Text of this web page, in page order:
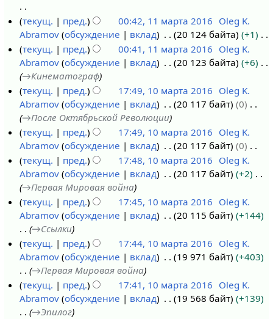
т
2
6
с
а
н
и
я
п
р
а
в
к
и
я
0
м
р
2
6
Н
е
т
о
п
и
с
а
н
и
п
р
а
в
к
и
текущ. пред. 00:42, 11 марта 2016 Oleg K.
Abramov обсуждение вклад 20 124 байта
+1
Н
е
т
о
п
и
с
а
н
и
я
п
р
а
в
к
и
текущ. пред. 00:41, 11 марта 2016 Oleg K.
Abramov обсуждение вклад 20 123 байта
+6
→Кинематограф
м
р
2
6
текущ. пред. 17:49, 10 марта 2016 Oleg K.
Abramov обсуждение вклад 20 117 байт
0
→После Октябрьской Революции
текущ.
пред. 17:49, 10 марта 2016 Oleg K.
Abramov обсуждение вклад 20 117 байт
0
Н
е
т
о
п
с
а
и
я
текущ. пред. 17:48, 10 марта 2016 Oleg K.
Abramov обсуждение вклад 20 117 байт
+2
→Первая Мировая война
текущ.
пред. 17:45, 10 марта 2016 Oleg K.
Abramov обсуждение вклад 20 115 байт
+144
→Ссылки
текущ.
пред. 17:44, 10 марта 2016 Oleg K.
Abramov обсуждение вклад 19 971 байт
+403
→Первая Мировая война
текущ.
пред. 17:41, 10 марта 2016 Oleg K.
Abramov обсуждение вклад 19 568 байт
+139
→Эпилог